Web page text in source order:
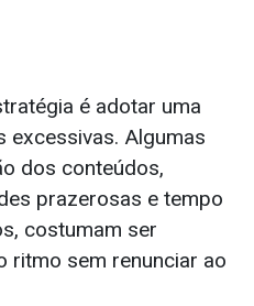
é adotar uma
excessivas. Algumas
dos conteúdos,
prazerosas e tempo
costumam ser
ritmo sem renunciar ao